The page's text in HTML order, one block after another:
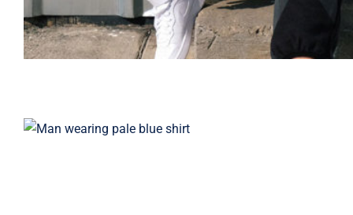
Light Blue Shirt